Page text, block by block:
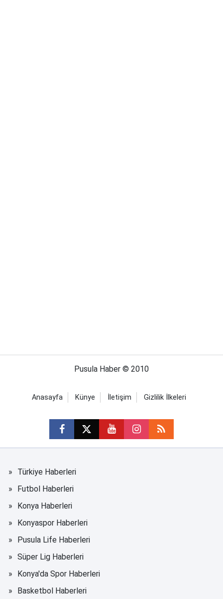
Pusula Haber © 2010
Anasayfa Künye İletişim Gizlilik İlkeleri
Türkiye Haberleri
Futbol Haberleri
Konya Haberleri
Konyaspor Haberleri
Pusula Life Haberleri
Süper Lig Haberleri
Konya'da Spor Haberleri
Basketbol Haberleri